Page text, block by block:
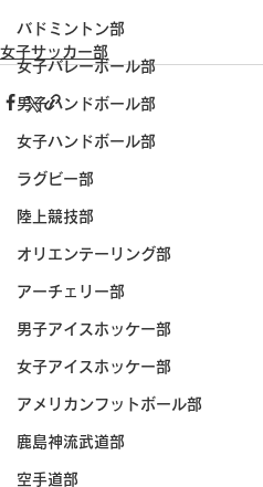
バドミントン部
女子バレーボール部
男子ハンドボール部
女子ハンドボール部
ラグビー部
陸上競技部
オリエンテーリング部
アーチェリー部
男子アイスホッケー部
女子アイスホッケー部
アメリカンフットボール部
鹿島神流武道部
空手道部
女子サッカー部